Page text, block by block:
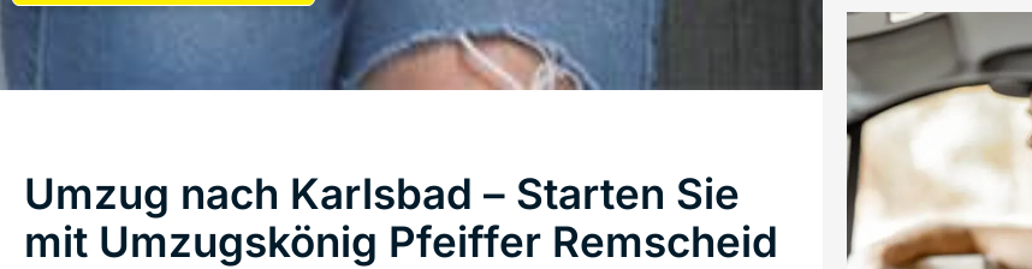
Umzug nach Karlsbad – Starten Sie
mit Umzugskönig Pfeiffer Remscheid